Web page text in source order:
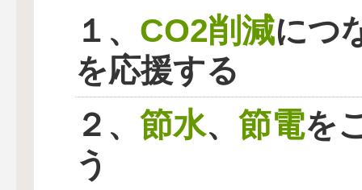
１、 CO2削減につ
を応援する
２、 節水、 節電を
う